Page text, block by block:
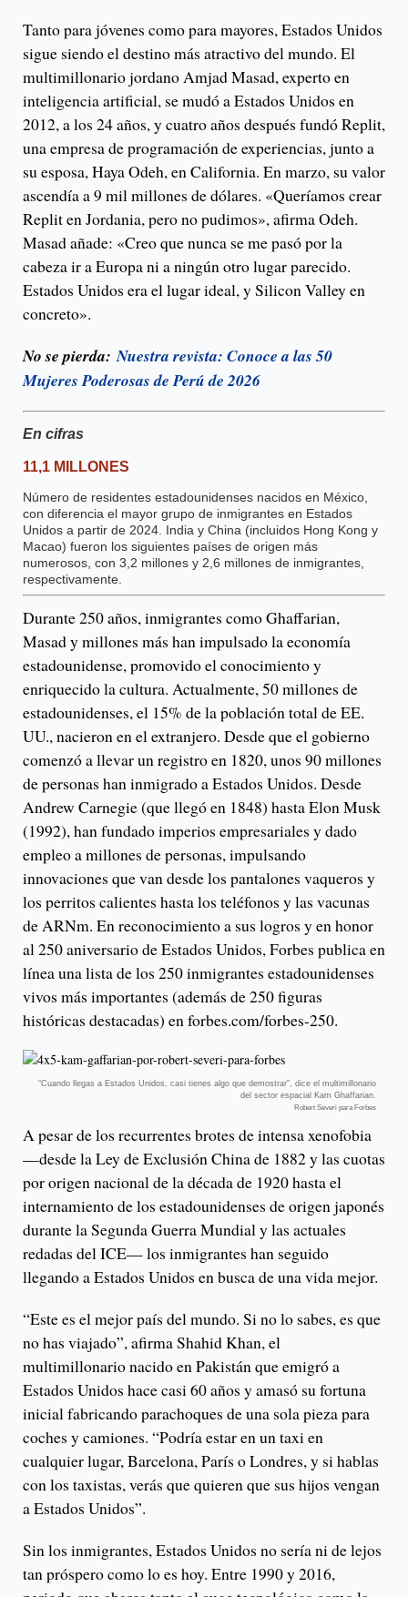
Tanto para jóvenes como para mayores, Estados Unidos
sigue siendo el destino más atractivo del mundo. El
multimillonario jordano Amjad Masad, experto en
inteligencia artificial, se mudó a Estados Unidos en
2012, a los 24 años, y cuatro años después fundó Replit,
una empresa de programación de experiencias, junto a
su esposa, Haya Odeh, en California. En marzo, su valor
ascendía a 9 mil millones de dólares. «Queríamos crear
Replit en Jordania, pero no pudimos», afirma Odeh.
Masad añade: «Creo que nunca se me pasó por la
cabeza ir a Europa ni a ningún otro lugar parecido.
Estados Unidos era el lugar ideal, y Silicon Valley en
concreto».
No se pierda:Nuestra revista: Conoce a las 50
Mujeres Poderosas de Perú de 2026
En cifras
11,1 MILLONES
Número de residentes estadounidenses nacidos en México,
con diferencia el mayor grupo de inmigrantes en Estados
Unidos a partir de 2024. India y China (incluidos Hong Kong y
Macao) fueron los siguientes países de origen más
numerosos, con 3,2 millones y 2,6 millones de inmigrantes,
respectivamente.
Durante 250 años, inmigrantes como Ghaffarian,
Masad y millones más han impulsado la economía
estadounidense, promovido el conocimiento y
enriquecido la cultura. Actualmente, 50 millones de
estadounidenses, el 15% de la población total de EE.
UU., nacieron en el extranjero. Desde que el gobierno
comenzó a llevar un registro en 1820, unos 90 millones
de personas han inmigrado a Estados Unidos. Desde
Andrew Carnegie (que llegó en 1848) hasta Elon Musk
(1992), han fundado imperios empresariales y dado
empleo a millones de personas, impulsando
innovaciones que van desde los pantalones vaqueros y
los perritos calientes hasta los teléfonos y las vacunas
de ARNm. En reconocimiento a sus logros y en honor
al 250 aniversario de Estados Unidos, Forbes publica en
línea una lista de los 250 inmigrantes estadounidenses
vivos más importantes (además de 250 figuras
históricas destacadas) en forbes.com/forbes-250.
“Cuando llegas a Estados Unidos, casi tienes algo que demostrar”, dice el multimillonario
del sector espacial Kam Ghaffarian.
Robert Severi para Forbes
A pesar de los recurrentes brotes de intensa xenofobia
—desde la Ley de Exclusión China de 1882 y las cuotas
por origen nacional de la década de 1920 hasta el
internamiento de los estadounidenses de origen japonés
durante la Segunda Guerra Mundial y las actuales
redadas del ICE— los inmigrantes han seguido
llegando a Estados Unidos en busca de una vida mejor.
“Este es el mejor país del mundo. Si no lo sabes, es que
no has viajado”, afirma Shahid Khan, el
multimillonario nacido en Pakistán que emigró a
Estados Unidos hace casi 60 años y amasó su fortuna
inicial fabricando parachoques de una sola pieza para
coches y camiones. “Podría estar en un taxi en
cualquier lugar, Barcelona, ​​París o Londres, y si hablas
con los taxistas, verás que quieren que sus hijos vengan
a Estados Unidos”.
Sin los inmigrantes, Estados Unidos no sería ni de lejos
tan próspero como lo es hoy. Entre 1990 y 2016,